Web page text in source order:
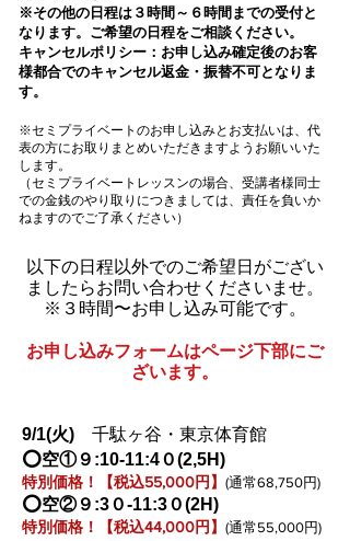
※その他の日程は３時間～６時間までの受付と
なります。ご希望の日程をご相談ください。
キャンセルポリシー： お申し込み確定後のお客
様都合でのキャンセル返金・振替不可となりま
す。​​
※セミプライベートのお申し込みとお支払いは、代
表の方にお取りまとめいただきますようお願いいた
します。
（セミプライベートレッスンの場合、受講者様同士
での金銭のやり取りにつきましては、責任を負いか
ねますのでご了承ください）
以下の日程以外での​ご希望日がござい
ましたらお問い合わせくださいませ。​​​​​
​※３時間〜お申し込み可能です。
お申し込みフォームはページ下部にご
ざいます。
9/1(火) 千駄ヶ谷・東京体育館
⭕️空①９:10-11:4０(2,5H)
特別価格！【税込55,000円】 (通常68,750円)
⭕️空②９:3０-11:3０(2H)
特別価格！【税込44,000円】 (通常55,000円)